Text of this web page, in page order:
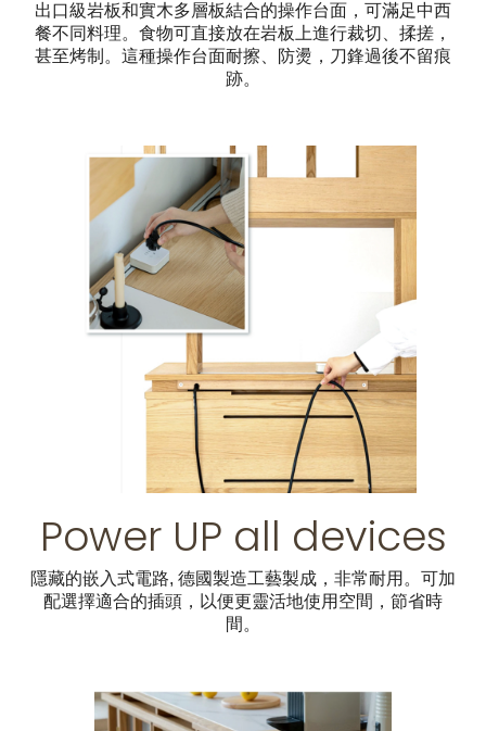
出口級岩板和實木多層板結合的操作台面，可滿足中西
餐不同料理。食物可直接放在岩板上進行裁切、揉搓，
甚至烤制。這種操作台面耐擦、防燙，刀鋒過後不留痕
跡。
Power UP all devices
隱藏的嵌入式電路, 德國製造工藝製成，非常耐用。可加
配選擇適合的插頭，以便更靈活地使用空間，節省時
間。